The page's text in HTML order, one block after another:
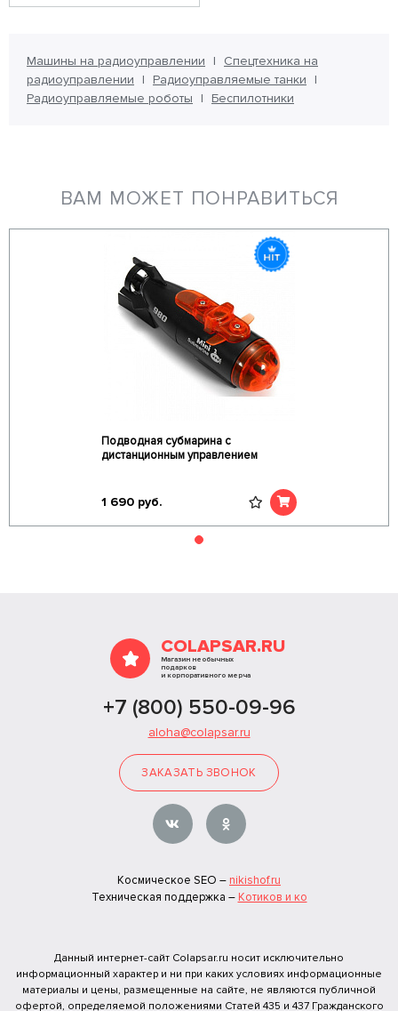
Машины на радиоуправлении
Спецтехника на
радиоуправлении
Радиоуправляемые танки
Радиоуправляемые роботы
Беспилотники
ВАМ МОЖЕТ ПОНРАВИТЬСЯ
Подводная субмарина с
дистанционным управлением
1 690 руб.
COLAPSAR.RU
Магазин необычных
подарков
и корпоративного мерча
+7 (800) 550-09-96
aloha@colapsar.ru
ЗАКАЗАТЬ ЗВОНОК
Космическое SEO – nikishof.ru
Техническая поддержка – Котиков и ко
Данный интернет-сайт Colapsar.ru носит исключительно
информационный характер и ни при каких условиях информационные
материалы и цены, размещенные на сайте, не являются публичной
офертой, определяемой положениями Статей 435 и 437 Гражданского